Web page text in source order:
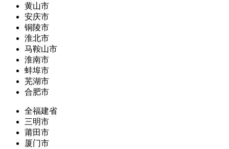
黄山市
安庆市
铜陵市
淮北市
马鞍山市
淮南市
蚌埠市
芜湖市
合肥市
全福建省
三明市
莆田市
厦门市